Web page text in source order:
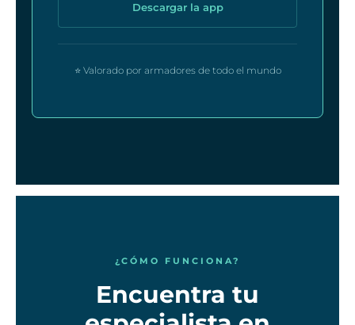
Descargar la app
⭐ Valorado por armadores de todo el mundo
¿CÓMO FUNCIONA?
Encuentra tu